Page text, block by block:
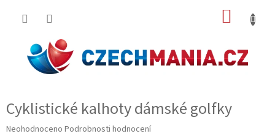
Cyklistické kalhoty dámské golfky
Průměrné
Neohodnoceno Podrobnosti hodnocení